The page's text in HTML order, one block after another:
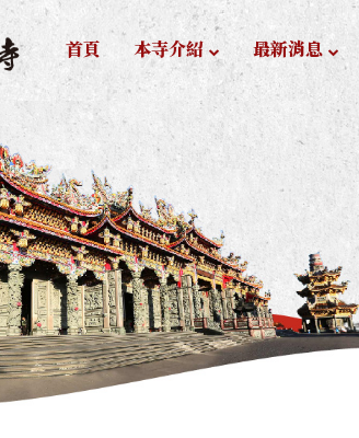
首頁 本寺介紹 最新消息